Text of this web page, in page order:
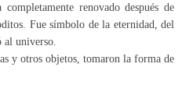
renovado después de
Fue símbolo de la eternidad, del
universo.
y otros objetos, tomaron la forma de